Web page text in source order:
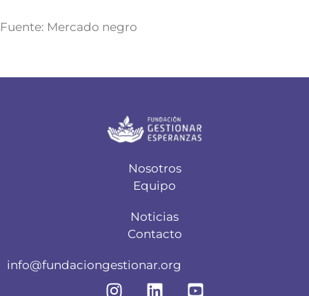
Fuente: Mercado negro
Nosotros
Equipo
Noticias
Contacto
info@fundaciongestionar.org